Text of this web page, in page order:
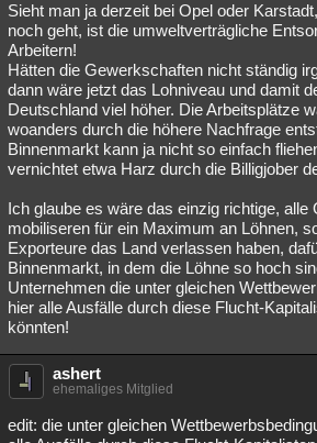
Sieht man ja derzeit bei Opel oder
noch geht, ist die umweltverträgliche
Arbeitern!
Hätten die Gewerkschaften nicht ständig
dann wäre jetzt das Lohniveau und damit
Deutschland viel höher. Die Arbeitsplätze
woanders durch die höhere Nachfrage
Binnenmarkt kann ja nicht so einfach
vernichtet etwa Harz durch die Billigjober
Ich glaube es wäre das einzig richtige,
mobiliseren für ein Maximum an Löhnen,
Exporteure das Land verlassen haben,
Binnenmarkt, in dem die Löhne so hoch
Unternehmen die unter gleichen
hier alle Ausfälle durch diese Flucht-
könnten!
ashert
ehemaliges Mitglied
edit: die unter gleichen